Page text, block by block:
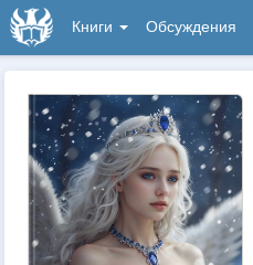
Книги Обсуждения